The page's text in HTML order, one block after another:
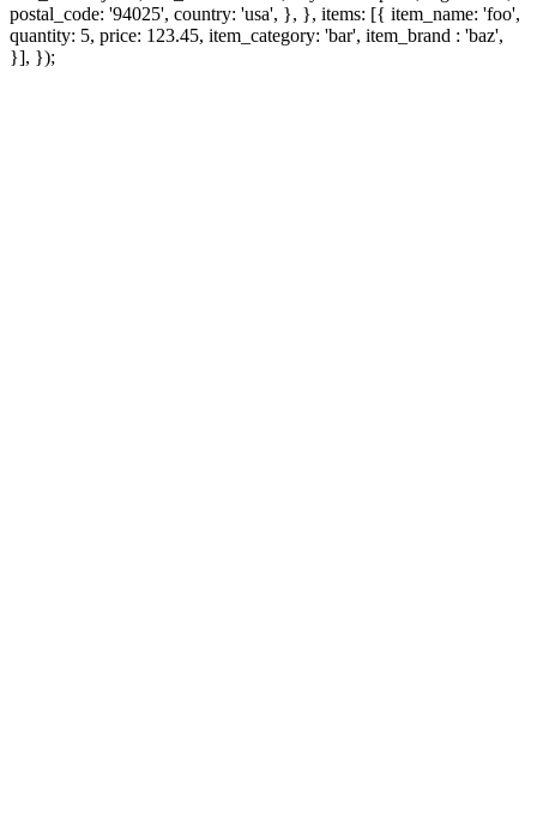
postal_code: '94025', country: 'usa', }, }, items: [{ item_name: 'foo',
quantity: 5, price: 123.45, item_category: 'bar', item_brand : 'baz',
}], });